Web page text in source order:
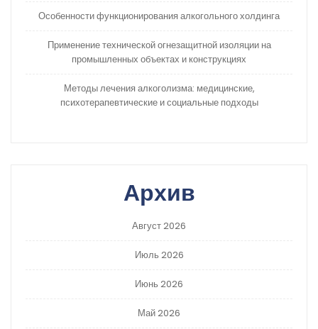
Особенности функционирования алкогольного холдинга
Применение технической огнезащитной изоляции на
промышленных объектах и конструкциях
Методы лечения алкоголизма: медицинские,
психотерапевтические и социальные подходы
Архив
Август 2026
Июль 2026
Июнь 2026
Май 2026